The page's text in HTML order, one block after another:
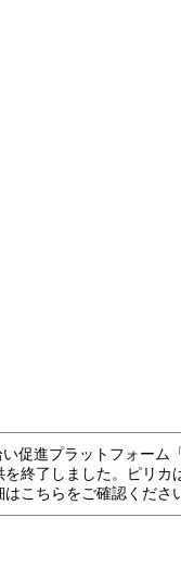
促進プラットフォーム
を終了しました。ピリカ
はこちらをご確認くださ